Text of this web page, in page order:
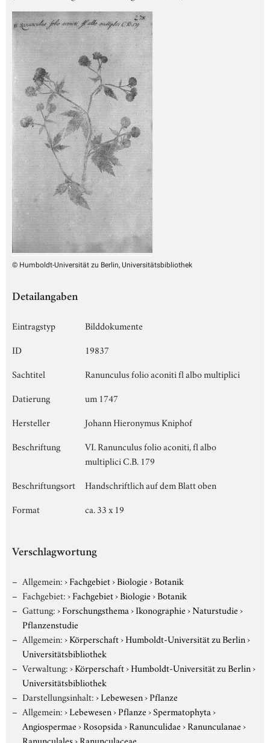
© Humboldt-Universität zu Berlin, Universitätsbibliothek
Detailangaben
Eintragstyp
Bilddokumente
ID
19837
Sachtitel
Ranunculus folio aconiti fl albo multiplici
Datierung
um 1747
Hersteller
Johann Hieronymus Kniphof
Beschriftung
VI. Ranunculus folio aconiti, fl albo
multiplici C.B. 179
Beschriftungsort
Handschriftlich auf dem Blatt oben
Format
ca. 33 x 19
Verschlagwortung
Allgemein:›Fachgebiet›Biologie›Botanik
Fachgebiet:›Fachgebiet›Biologie›Botanik
Gattung:›Forschungsthema›Ikonographie›Naturstudie›
Pflanzenstudie
Allgemein:›Körperschaft›Humboldt-Universität zu Berlin›
Universitätsbibliothek
Verwaltung:›Körperschaft›Humboldt-Universität zu Berlin›
Universitätsbibliothek
Darstellungsinhalt:›Lebewesen›Pflanze
Allgemein:›Lebewesen›Pflanze›Spermatophyta›
Angiospermae›Rosopsida›Ranunculidae›Ranunculanae›
Ranunculales›Ranunculaceae